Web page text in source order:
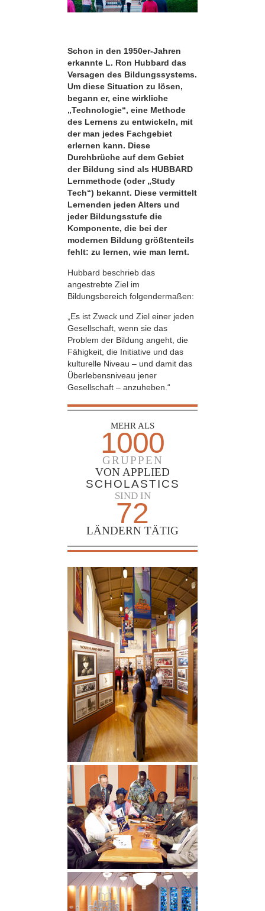
Schon in den 1950er-Jahren
erkannte L. Ron Hubbard das
Versagen des Bildungssystems.
Um diese Situation zu lösen,
begann er, eine wirkliche
„Technologie“, eine Methode
des Lernens zu entwickeln, mit
der man jedes Fachgebiet
erlernen kann. Diese
Durchbrüche auf dem Gebiet
der Bildung sind als HUBBARD
Lernmethode (oder „Study
Tech“) bekannt. Diese vermittelt
Lernenden jeden Alters und
jeder Bildungsstufe die
Komponente, die bei der
modernen Bildung größtenteils
fehlt: zu lernen, wie man lernt.
Hubbard beschrieb das
angestrebte Ziel im
Bildungsbereich folgendermaßen:
„Es ist Zweck und Ziel einer jeden
Gesellschaft, wenn sie das
Problem der Bildung angeht, die
Fähigkeit, die Initiative und das
kulturelle Niveau – und damit das
Überlebensniveau jener
Gesellschaft – anzuheben.“
MEHR ALS
1000
GRUPPEN
VON APPLIED
SCHOLASTICS
SIND IN
72
LÄNDERN TÄTIG